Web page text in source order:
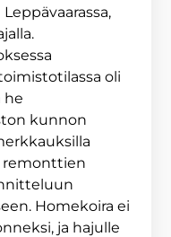
oli
he
kunnon
remonttien
Homekoira ei
ja hajulle